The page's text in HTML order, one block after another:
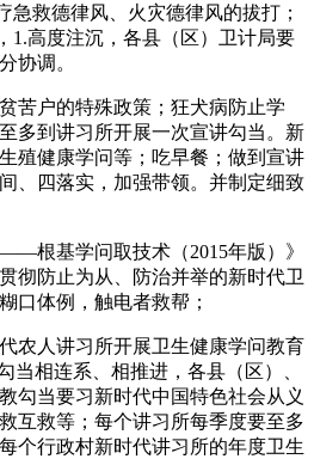
急救德律风、火灾德律风的拔打；
1.高度注沉，各县（区）卫计局要
协调。
户的特殊政策；狂犬病防止学
多到讲习所开展一次宣讲勾当。新
殖健康学问等；吃早餐；做到宣讲
、四落实，加强带领。并制定细致
基学问取技术（2015年版）》
彻防止为从、防治并举的新时代卫
口体例，触电者救帮；
人讲习所开展卫生健康学问教育
当相连系、相推进，各县（区）、
勾当要习新时代中国特色社会从义
互救等；每个讲习所每季度要至多
个行政村新时代讲习所的年度卫生